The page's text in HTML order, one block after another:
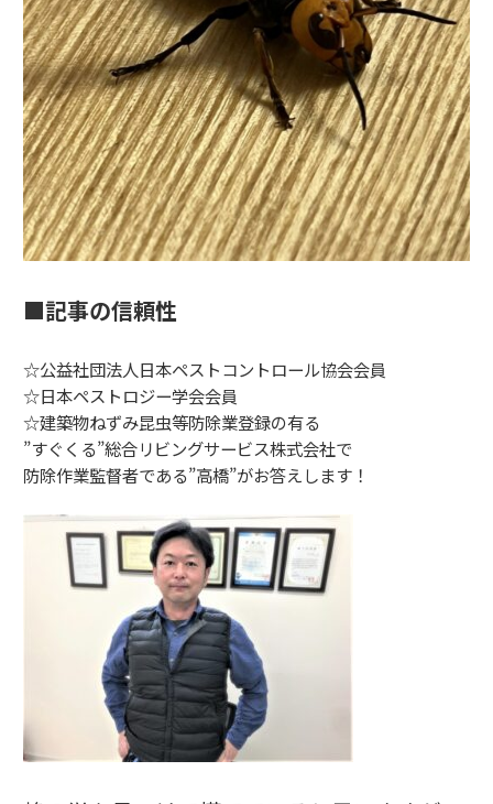
■記事の信頼性
☆公益社団法人日本ペストコントロール協会会員
☆日本ペストロジー学会会員
☆建築物ねずみ昆虫等防除業登録の有る
”すぐくる”総合リビングサービス株式会社で
防除作業監督者である”高橋”がお答えします！